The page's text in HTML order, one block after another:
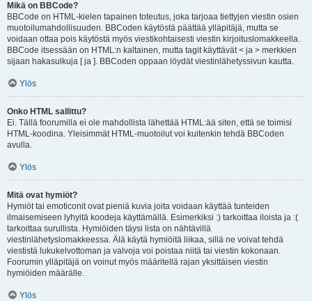
Mikä on BBCode?
BBCode on HTML-kielen tapainen toteutus, joka tarjoaa tiettyjen viestin osien
muotoilumahdollisuuden. BBCoden käytöstä päättää ylläpitäjä, mutta se
voidaan ottaa pois käytöstä myös viestikohtaisesti viestin kirjoituslomakkeella.
BBCode itsessään on HTML:n kaltainen, mutta tagit käyttävät < ja > merkkien
sijaan hakasulkuja [ ja ]. BBCoden oppaan löydät viestinlähetyssivun kautta.
Ylös
Onko HTML sallittu?
Ei. Tällä foorumilla ei ole mahdollista lähettää HTML:ää siten, että se toimisi
HTML-koodina. Yleisimmät HTML-muotoilut voi kuitenkin tehdä BBCoden
avulla.
Ylös
Mitä ovat hymiöt?
Hymiöt tai emoticonit ovat pieniä kuvia joita voidaan käyttää tunteiden
ilmaisemiseen lyhyitä koodeja käyttämällä. Esimerkiksi :) tarkoittaa iloista ja :(
tarkoittaa surullista. Hymiöiden täysi lista on nähtävillä
viestinlähetyslomakkeessa. Älä käytä hymiöitä liikaa, sillä ne voivat tehdä
viestistä lukukelvottoman ja valvoja voi poistaa niitä tai viestin kokonaan.
Foorumin ylläpitäjä on voinut myös määritellä rajan yksittäisen viestin
hymiöiden määrälle.
Ylös